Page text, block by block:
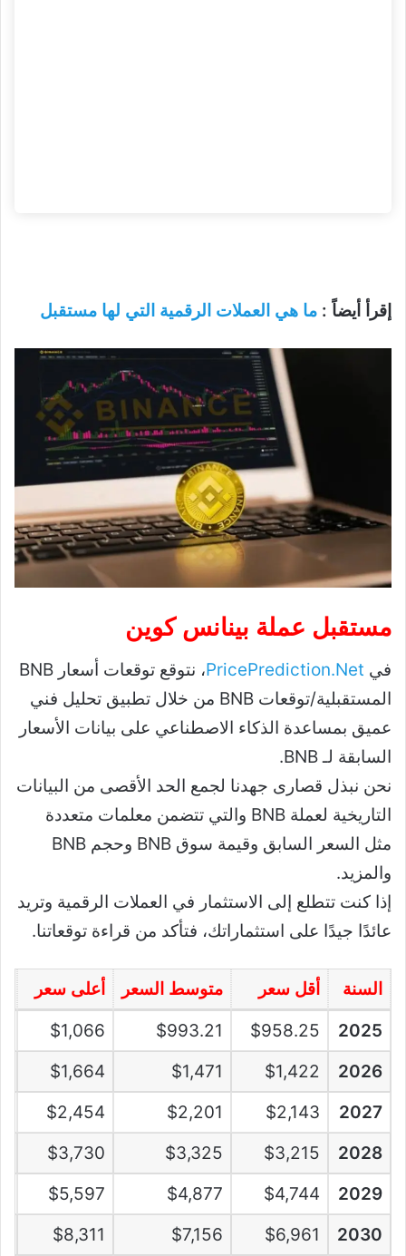
إقرأ أيضاً : ما هي العملات الرقمية التي لها مستقبل
مستقبل عملة بينانس كوين
في PricePrediction.Net
، نتوقع توقعات أسعار BNB
المستقبلية/توقعات BNB من خلال تطبيق تحليل فني
عميق بمساعدة الذكاء الاصطناعي على بيانات الأسعار
السابقة لـ BNB.
نحن نبذل قصارى جهدنا لجمع الحد الأقصى من البيانات
التاريخية لعملة BNB والتي تتضمن معلمات متعددة
مثل السعر السابق وقيمة سوق BNB وحجم BNB
والمزيد.
إذا كنت تتطلع إلى الاستثمار في العملات الرقمية وتريد
عائدًا جيدًا على استثماراتك، فتأكد من قراءة توقعاتنا.
السنة أقل سعر متوسط السعر أعلى سعر
2025
$958.25
$993.21
$1,066
2026
$1,422
$1,471
$1,664
2027
$2,143
$2,201
$2,454
2028
$3,215
$3,325
$3,730
2029
$4,744
$4,877
$5,597
2030
$6,961
$7,156
$8,311